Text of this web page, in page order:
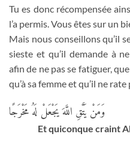
Tu es donc récompensée
l’a permis. Vous êtes sur un
Mais nous conseillons qu’il
sieste et qu’il demande à
afin de ne pas se fatiguer,
qu’à sa femme et qu’il ne rate
وَمَنْ يَتَّقِ اللَّهَ يَجْعَلْ لَهُ مَخْرَجًا
Et quiconque craint